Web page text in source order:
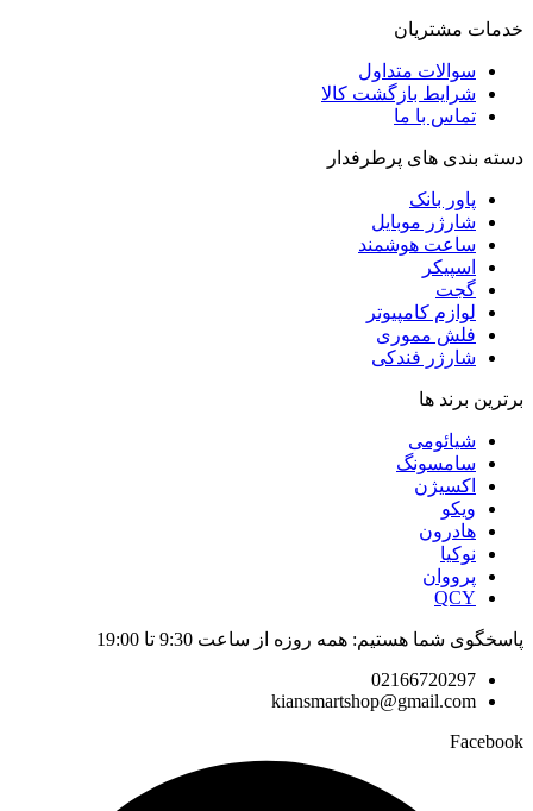
خدمات مشتریان
سوالات متداول
شرایط بازگشت کالا
تماس با ما
دسته بندی های پرطرفدار
پاور بانک
شارژر موبایل
ساعت هوشمند
اسپیکر
گجت
لوازم کامپیوتر
فلش مموری
شارژر فندکی
برترین برند ها
شیائومی
سامسونگ
اکسیژن
ویکو
هادرون
نوکیا
پرووان
QCY
پاسخگوی شما هستیم: همه روزه از ساعت 9:30 تا 19:00
02166720297
kiansmartshop@gmail.com
Facebook